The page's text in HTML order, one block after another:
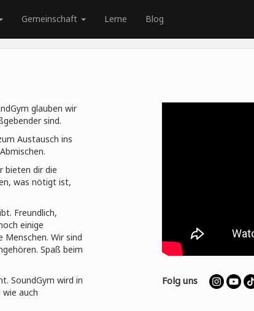
Gemeinschaft Lerne Blog
glauben wir
sind.
Austausch ins
bieten dir die
was nötigt ist,
Freundlich,
einige
Wir sind
Spaß beim
SoundGym wird in
auch
Folg uns